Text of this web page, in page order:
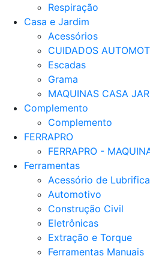
Respiração
Casa e Jardim
Acessórios
CUIDADOS
Escadas
Grama
MAQUINAS CASA
Complemento
Complemento
FERRAPRO
FERRAPRO -
Ferramentas
Acessório de
Automotivo
Construção Civil
Eletrônicas
Extração e Torque
Ferramentas Manuais